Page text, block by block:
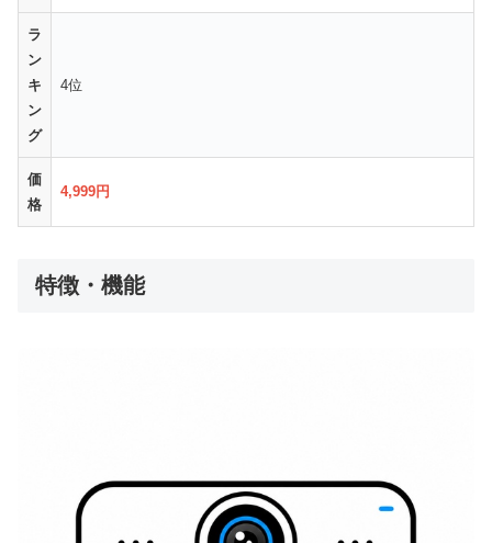
ラ
ン
キ
ン
グ
4位
価
格
4,999円
特徴・機能